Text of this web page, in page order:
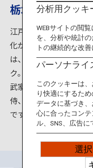
栃木県日光で粋
江戸時代（1603-1868
化が花開いた時代です
は、江戸時代の文化を
ク。広大な敷地には、
武家屋敷など実物さな
侍、忍者、武家娘など
です。
分析用クッキ
WEBサイトの閲
を、分析や統計の
トの継続的な改善
パーソナライ
このクッキーは
り快適にするた
データに基づき
心に合ったコンテ
ル、SNS、広告に
選